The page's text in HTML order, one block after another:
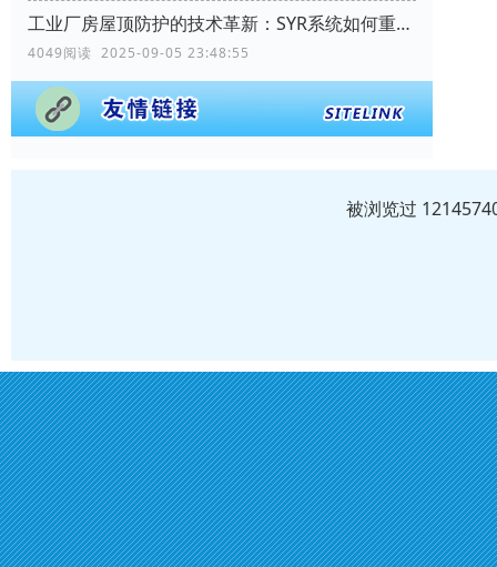
工业厂房屋顶防护的技术革新：SYR系统如何重塑行业标准
4049阅读 2025-09-05 23:48:55
被浏览过